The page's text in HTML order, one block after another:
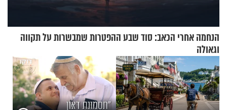
הנחמה אחרי הכאב: סוד שבע ההפטרות שמבשרות על תקווה
וגאולה